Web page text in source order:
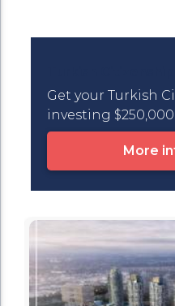
Get your Turkish
investing
More